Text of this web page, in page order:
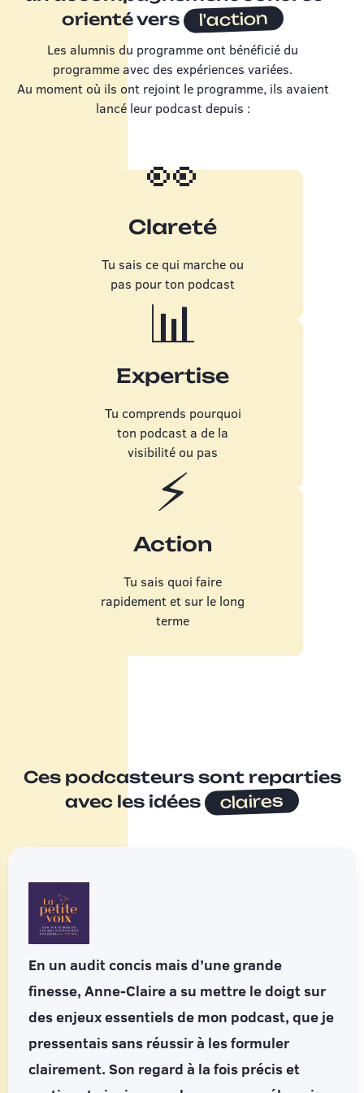
orienté vers
l'action
Les alumnis du programme ont bénéficié du
programme avec des expériences variées.
Au moment où ils ont rejoint le programme, ils avaient
lancé leur podcast depuis :
👀
Clareté
Tu sais ce qui marche ou
pas pour ton podcast
📊
Expertise
Tu comprends pourquoi
ton podcast a de la
visibilité ou pas
⚡️
Action
Tu sais quoi faire
rapidement et sur le long
terme
Ces podcasteurs sont reparties
avec les idées
claires
En un audit concis mais d’une grande
finesse, Anne-Claire a su mettre le doigt sur
des enjeux essentiels de mon podcast, que je
pressentais sans réussir à les formuler
clairement. Son regard à la fois précis et